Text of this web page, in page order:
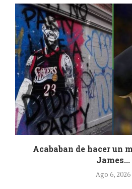
Acababan de hacer un
James...
Ago 6, 2026